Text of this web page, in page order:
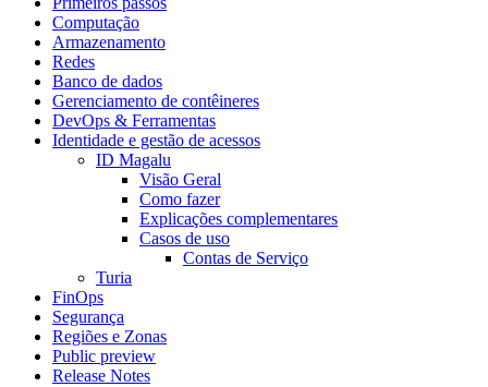
Computação
Armazenamento
Redes
Banco de dados
Gerenciamento de contêineres
DevOps & Ferramentas
Identidade e gestão de acessos
ID Magalu
Visão Geral
Como fazer
Explicações complementares
Casos de uso
Contas de Serviço
Turia
FinOps
Segurança
Regiões e Zonas
Public preview
Release Notes